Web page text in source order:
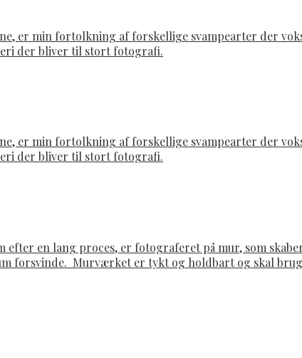
er min fortolkning af forskellige svampearter der
der bliver til stort fotografi.
er min fortolkning af forskellige svampearter der
der bliver til stort fotografi.
efter en lang proces, er fotograferet på mur, som
forsvinde. Murværket er tykt og holdbart og skal